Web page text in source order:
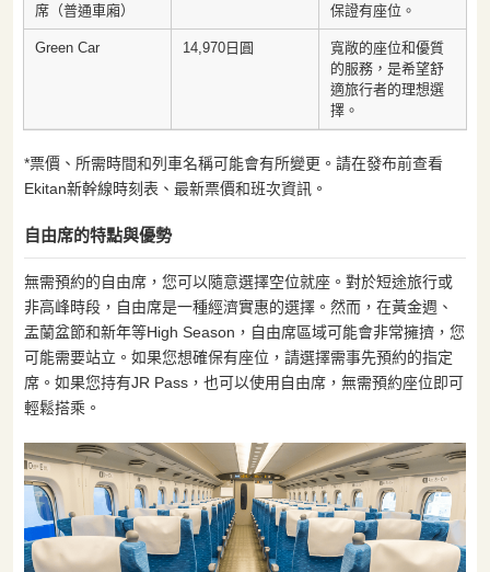
席（普通車廂）
保證有座位。
Green Car 14,970日圓
寬敞的座位和優質
的服務，是希望舒
適旅行者的理想選
擇。
*票價、所需時間和列車名稱可能會有所變更。請在發布前查看
Ekitan新幹線時刻表、最新票價和班次資訊。
自由席的特點與優勢
無需預約的自由席，您可以隨意選擇空位就座。對於短途旅行或
非高峰時段，自由席是一種經濟實惠的選擇。然而，在黃金週、
盂蘭盆節和新年等High Season，自由席區域可能會非常擁擠，您
可能需要站立。如果您想確保有座位，請選擇需事先預約的指定
席。如果您持有JR Pass，也可以使用自由席，無需預約座位即可
輕鬆搭乘。